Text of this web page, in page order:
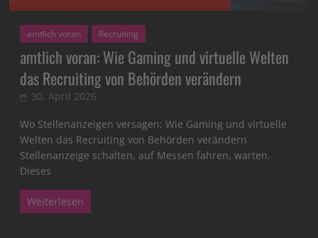
amtlich voran Recruiting
amtlich voran: Wie Gaming und virtuelle Welten
das Recruiting von Behörden verändern
30. April 2026
Wo Stellenanzeigen versagen: Wie Gaming und virtuelle
Welten das Recruiting von Behörden verändern
Stellenanzeige schalten, auf Messen fahren, warten.
Dieses
Weiterlesen